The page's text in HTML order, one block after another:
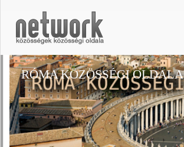
RÓMA KÖZÖSSÉGI OLDALA